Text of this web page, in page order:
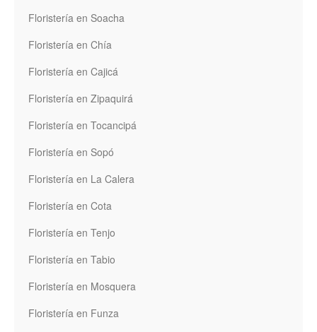
Floristería en Soacha
Floristería en Chía
Floristería en Cajicá
Floristería en Zipaquirá
Floristería en Tocancipá
Floristería en Sopó
Floristería en La Calera
Floristería en Cota
Floristería en Tenjo
Floristería en Tabio
Floristería en Mosquera
Floristería en Funza